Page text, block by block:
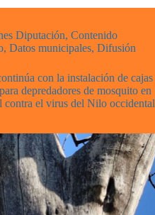
Diputación, Contenido
, Datos municipales, Difusión
con la instalación de cajas
depredadores de mosquito en
contra el virus del Nilo occidental